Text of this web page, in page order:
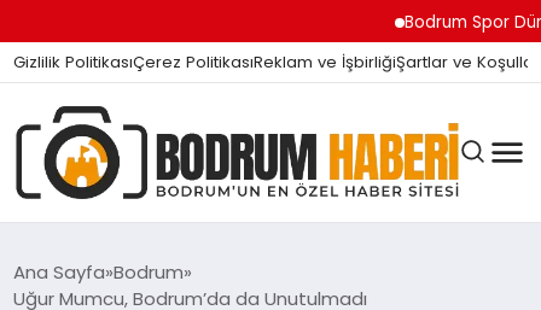
Bodrum Spor
Gizlilik PolitikasıÇerez PolitikasıReklam ve İşbirliğiŞartlar ve Koşullar
Ana Sayfa Bodrum
Uğur Mumcu, Bodrum’da da Unutulmadı